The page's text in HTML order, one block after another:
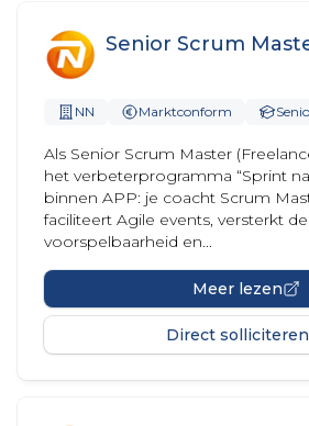
Senior Scrum
NN Marktconform
Als Senior Scrum Master
het verbeterprogramma “Sprint
binnen APP: je coacht Scrum
faciliteert Agile events, versterkt
voorspelbaarheid en...
Meer lezen
Direct solliciteren